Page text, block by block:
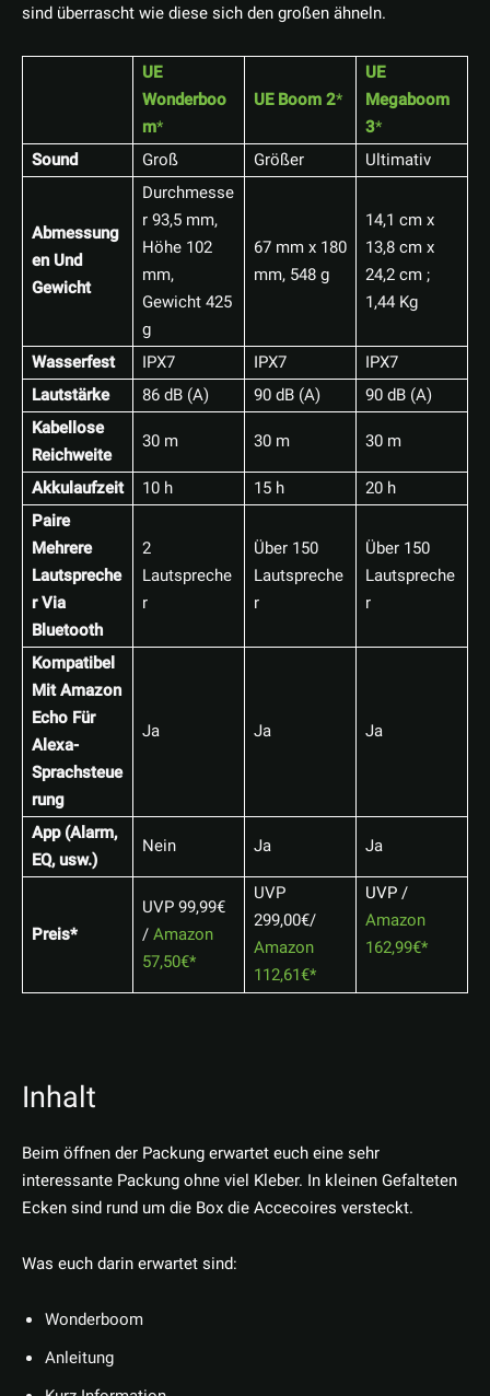
sind überrascht wie diese sich den großen ähneln.
UE
Wonderboo
m
UE Boom 2
UE
Megaboom
3
Sound
Groß Größer Ultimativ
Abmessung
en Und
Gewicht
Durchmesse
r 93,5 mm,
Höhe 102
mm,
Gewicht 425
g
67 mm x 180
mm, 548 g
14,1 cm x
13,8 cm x
24,2 cm ;
1,44 Kg
Wasserfest IPX7 IPX7
IPX7
Lautstärke
86 dB (A) 90 dB (A)
90 dB (A)
Kabellose
Reichweite
30 m 30 m
30 m
Akkulaufzeit
10 h 15 h
20 h
Paire
Mehrere
Lautspreche
r Via
Bluetooth
2
Lautspreche
r
Über 150
Lautspreche
r
Über 150
Lautspreche
r
Kompatibel
Mit Amazon
Echo Für
Alexa-
Sprachsteue
rung
Ja Ja Ja
App (Alarm,
EQ, usw.)
Nein Ja Ja
Preis*
UVP 99,99€
/Amazon
57,50€
UVP
299,00€/
Amazon
112,61€
UVP /
Amazon
162,99€
Inhalt
Beim öffnen der Packung erwartet euch eine sehr
interessante Packung ohne viel Kleber. In kleinen Gefalteten
Ecken sind rund um die Box die Accecoires versteckt.
Was euch darin erwartet sind:
Wonderboom
Anleitung